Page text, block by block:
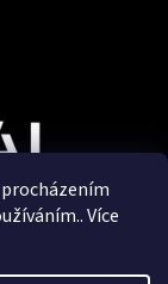
Více
práva